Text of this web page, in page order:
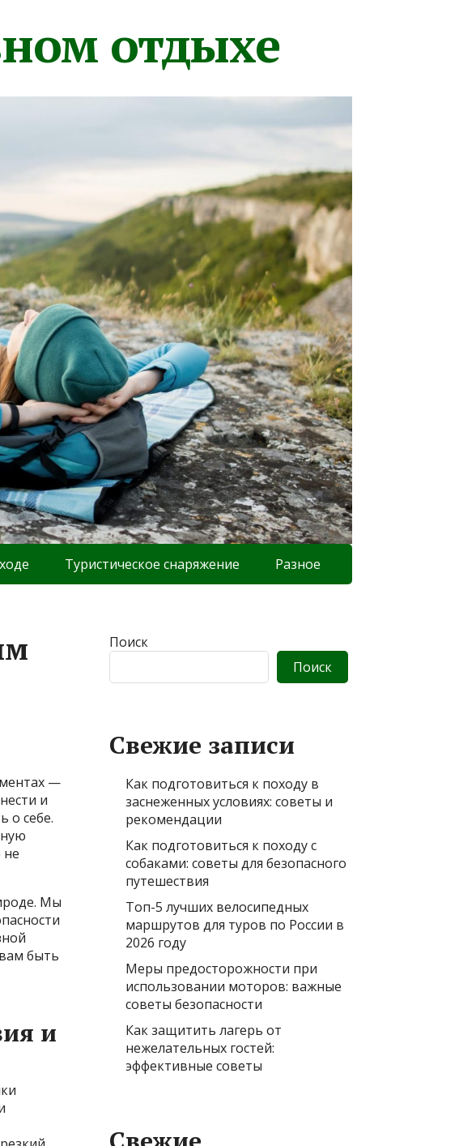
отдыхе
Туристическое снаряжение Разное
—
и
о себе.
не
Мы
быть
и
Поиск
Поиск
Свежие записи
Как подготовиться к походу в
заснеженных условиях: советы и
рекомендации
Как подготовиться к походу с
собаками: советы для безопасного
путешествия
Топ-5 лучших велосипедных
маршрутов для туров по России в
2026 году
Меры предосторожности при
использовании моторов: важные
советы безопасности
Как защитить лагерь от
нежелательных гостей:
эффективные советы